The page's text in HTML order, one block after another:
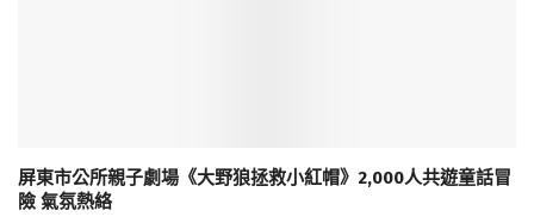
屏東市公所親子劇場《大野狼拯救小紅帽》2,000人共遊童話冒
險 氣氛熱絡